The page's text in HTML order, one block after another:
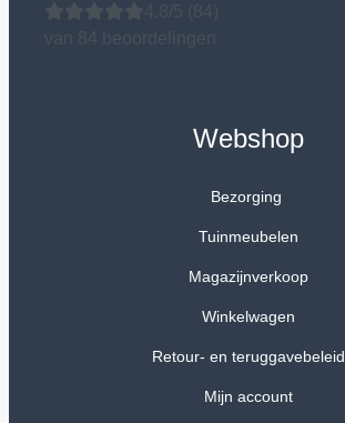
4.8/5
(84)
van 84 beoordelingen
Webshop
Bezorging
Tuinmeubelen
Magazijnverkoop
Winkelwagen
Retour- en teruggavebeleid
Mijn account